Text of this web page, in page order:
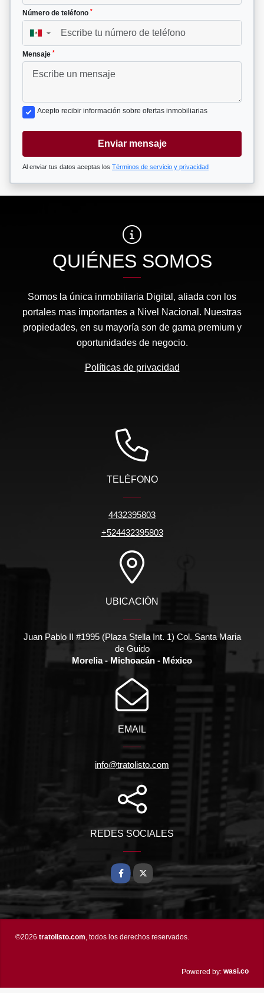
Número de teléfono *
▼
Mensaje *
Acepto recibir información sobre ofertas inmobiliarias
Enviar mensaje
Al enviar tus datos aceptas los Términos de servicio y privacidad
QUIÉNES SOMOS
Somos la única inmobiliaria Digital, aliada con los
portales mas importantes a Nivel Nacional. Nuestras
propiedades, en su mayoría son de gama premium y
oportunidades de negocio.
Políticas de privacidad
TELÉFONO
4432395803
+524432395803
UBICACIÓN
Juan Pablo II #1995 (Plaza Stella Int. 1) Col. Santa Maria
de Guido
Morelia - Michoacán - México
EMAIL
info@tratolisto.com
REDES SOCIALES
Facebook
X
©2026 tratolisto.com, todos los derechos reservados.
Powered by: wasi.co